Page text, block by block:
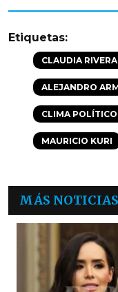
Etiquetas:
CLAUDIA
ALEJANDRO
CLIMA POLÍTICO
MAURICIO KURI
MÁS